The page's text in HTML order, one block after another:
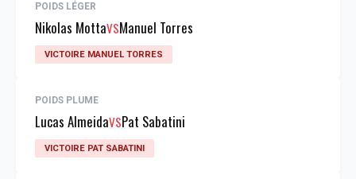
POIDS LÉGER
Nikolas MottaVSManuel Torres
VICTOIRE MANUEL TORRES
POIDS PLUME
Lucas AlmeidaVSPat Sabatini
VICTOIRE PAT SABATINI